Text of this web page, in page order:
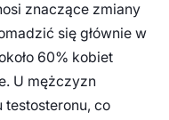
znaczące zmiany
się głównie w
60% kobiet
U mężczyzn
co